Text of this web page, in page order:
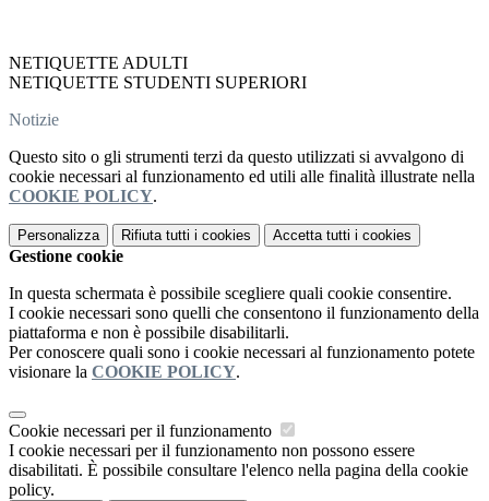
NETIQUETTE ADULTI
NETIQUETTE STUDENTI SUPERIORI
Notizie
Questo sito o gli strumenti terzi da questo utilizzati si avvalgono di
cookie necessari al funzionamento ed utili alle finalità illustrate nella
COOKIE POLICY.
Personalizza Rifiuta tutti i cookies Accetta tutti i cookies
Gestione cookie
In questa schermata è possibile scegliere quali cookie consentire.
I cookie necessari sono quelli che consentono il funzionamento della
piattaforma e non è possibile disabilitarli.
Per conoscere quali sono i cookie necessari al funzionamento potete
visionare la COOKIE POLICY.
Cookie necessari per il funzionamento
I cookie necessari per il funzionamento non possono essere
disabilitati. È possibile consultare l'elenco nella pagina della cookie
policy.